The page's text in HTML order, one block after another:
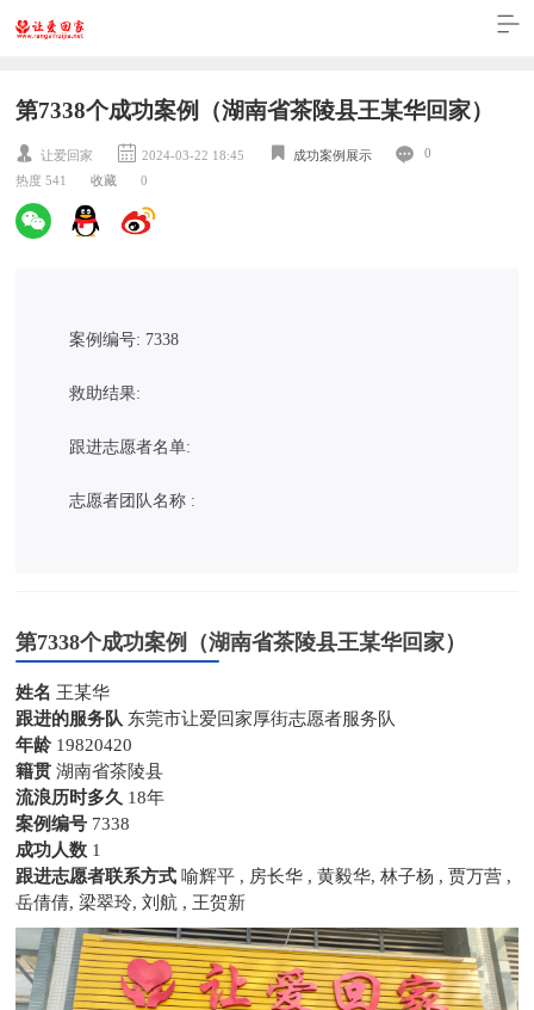
第7338个成功案例（湖南省茶陵县王某华回家）
让爱回家 2024-03-22 18:45 成功案例展示
0
热度 541
收藏 0
案例编号: 7338
救助结果:
跟进志愿者名单:
志愿者团队名称 :
第7338个成功案例（湖南省茶陵县王某华回家）
姓名 王某华
跟进的服务队 东莞市让爱回家厚街志愿者服务队
年龄 19820420
籍贯 湖南省茶陵县
流浪历时多久 18年
案例编号 7338
成功人数 1
跟进志愿者联系方式 喻辉平 , 房长华 , 黄毅华, 林子杨 , 贾万营 ,
岳倩倩, 梁翠玲, 刘航 , 王贺新